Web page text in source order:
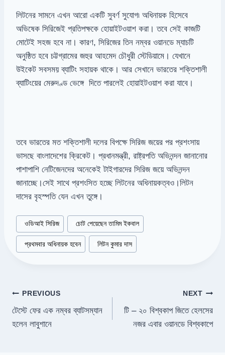
লিটনের সামনে এখন আরো একটি সুবর্ণ সুযোগ৷ অধিনায়ক হিসেবে
অভিষেক সিরিজেই প্রতিপক্ষকে হোয়াইটওয়াশ করা। তবে সেই কাজটি
মোটেই সহজ হবে না। কারণ, সিরিজের তিন নম্বর ওয়ানডে ম্যাচটি
অনুষ্ঠিত হবে চট্টগ্রামের জহুর আহমেদ চৌধুরী স্টেডিয়ামে। যেখানে
উইকেট সবসময় ব্যাটিং সহায়ক থাকে। আর সেখানে ভারতের শক্তিশালী
ব্যাটিংয়ের মেরুদণ্ড ভেঙ্গে দিতে পারলেই হোয়াইটওয়াশ করা যাবে।
তবে ভারতের মত শক্তিশালী দলের বিপক্ষে সিরিজ জয়ের পর প্রশংসায়
ভাসছে বাংলাদেশের ক্রিকেট। প্রধানমন্ত্রী, রাষ্ট্রপতি অভিনন্দন জানানোর
পাশাপাশি নেটিজেনদের অনেকেই টাইগারদের সিরিজ জয়ে অভিনন্দন
জানাচ্ছে।সেই সাথে প্রশংসিত হচ্ছে লিটনের অধিনায়কত্বও।লিটন
দাসের বৃহস্পতি যেন এখন তুঙ্গে।
Post
Tags:
#ওডিআই সিরিজ #চোট পেয়েছেন তামিম ইকবাল
#প্রথমবার অধিনায়ক হবেন #লিটন কুমার দাস
Post
navigation
PREVIOUS
টেস্টে ফের এক নম্বর ব্যাটসম্যান
হলেন লাবুশানে
NEXT
টি – ২০ বিশ্বকাপ জিতে হেলসের
নজর এবার ওয়ানডে বিশ্বকাপে